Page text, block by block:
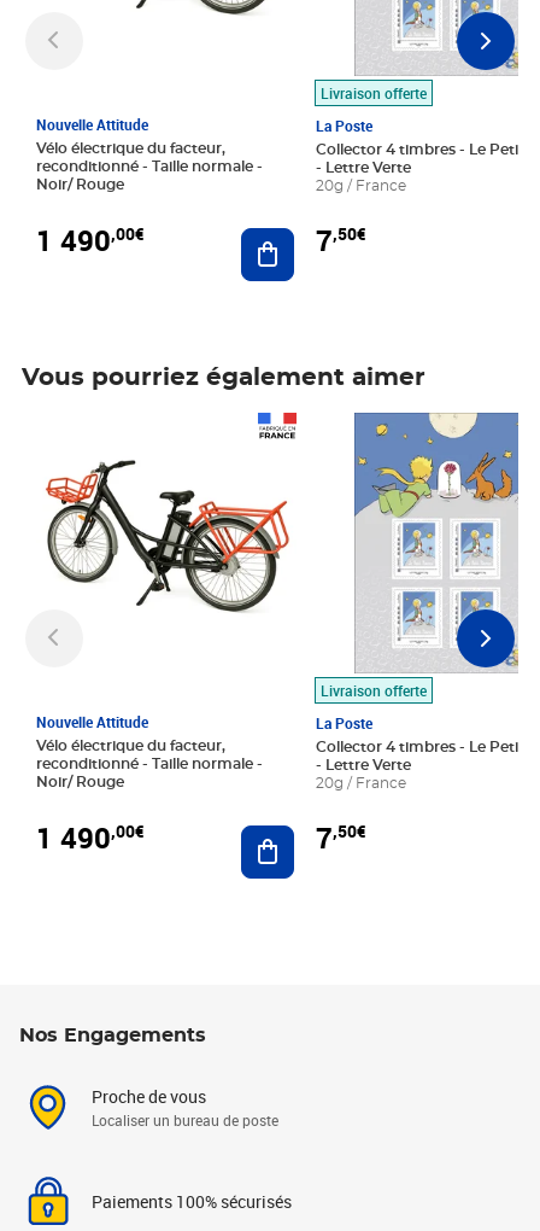
Nouvelle Attitude
Vélo électrique du facteur,
reconditionné - Taille normale -
Noir/ Rouge
1 490,00€ Ajouter au panier
Livraison offerte
La Poste
Collector 4 timbres - Le Petit
- Lettre Verte
20g / France
7,50€
Vous pourriez également aimer
Nouvelle Attitude
Vélo électrique du facteur,
reconditionné - Taille normale -
Noir/ Rouge
1 490,00€ Ajouter au panier
Livraison offerte
La Poste
Collector 4 timbres - Le Petit
- Lettre Verte
20g / France
7,50€
Prix 7,50€
Nos Engagements
Proche de vous
Localiser un bureau de poste
Paiements 100% sécurisés